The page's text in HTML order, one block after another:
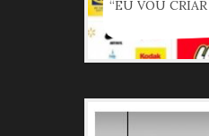
“EU VOU